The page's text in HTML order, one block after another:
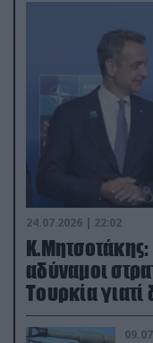
24.07.2026 | 22:02
αδύναμοι
Τουρκία
(βίντεο)